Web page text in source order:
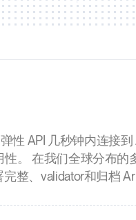
性 API 几秒钟内连接
。 在我们全球分布的
整、validator和归档